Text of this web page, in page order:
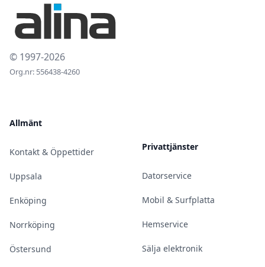
© 1997-2026
Org.nr: 556438-4260
Allmänt
Kontakt & Öppettider
Uppsala
Enköping
Norrköping
Östersund
Privattjänster
Datorservice
Mobil & Surfplatta
Hemservice
Sälja elektronik